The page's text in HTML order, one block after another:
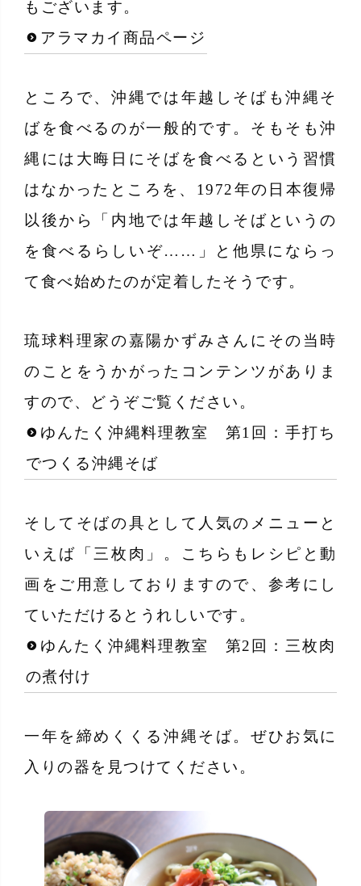
もございます。
アラマカイ商品ページ
ところで、沖縄では年越しそばも沖縄そ
ばを食べるのが一般的です。そもそも沖
縄には大晦日にそばを食べるという習慣
はなかったところを、1972年の日本復帰
以後から「内地では年越しそばというの
を食べるらしいぞ……」と他県にならっ
て食べ始めたのが定着したそうです。
琉球料理家の嘉陽かずみさんにその当時
のことをうかがったコンテンツがありま
すので、どうぞご覧ください。
ゆんたく沖縄料理教室 第1回：手打ち
でつくる沖縄そば
そしてそばの具として人気のメニューと
いえば「三枚肉」。こちらもレシピと動
画をご用意しておりますので、参考にし
ていただけるとうれしいです。
ゆんたく沖縄料理教室 第2回：三枚肉
の煮付け
一年を締めくくる沖縄そば。ぜひお気に
入りの器を見つけてください。